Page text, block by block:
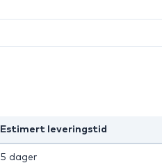
Estimert leveringstid
5 dager